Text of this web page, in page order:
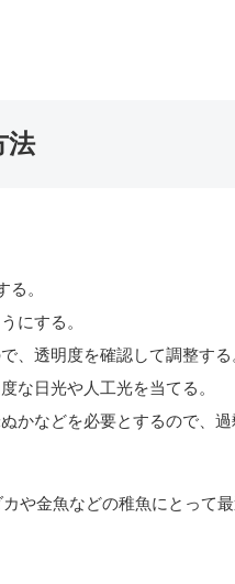
法
。
にする。
、透明度を確認して調整する
な日光や人工光を当てる。
かなどを必要とするので、
や金魚などの稚魚にとって